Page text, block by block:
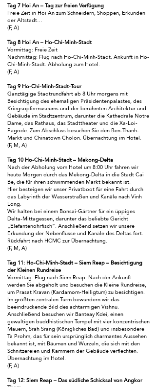
Tag 7 Hoi An – Tag zur freien Verfügung
Freie Zeit in Hoi An zum Schneidern, Shoppen, Erkunden
der Altstadt…
(F, A)
Tag 8 Hoi An – Ho-Chi-Minh-Stadt
Vormittag: Freie Zeit
Nachmittag: Flug nach Ho-Chi-Minh-Stadt. Ankunft in Ho-
Chi-Minh-Stadt. Abholung zum Hotel.
(F, A)
Tag 9 Ho-Chi-Minh-Stadt-Tour
Ganztägige Stadtrundfahrt ab 8 Uhr morgens mit
Besichtigung des ehemaligen Präsidentenpalastes, des
Kriegsopfermuseums und der berühmten Architektur und
Gebäude im Stadtzentrum, darunter die Kathedrale Notre
Dame, das Rathaus, das Stadttheater und die Xa-Loi-
Pagode. Zum Abschluss besuchen Sie den Ben-Thanh-
Markt und Chinatown Cholon. Übernachtung im Hotel.
(F, M, A)
Tag 10 Ho-Chi-Minh-Stadt – Mekong-Delta
Nach der Abholung vom Hotel um 8:00 Uhr fahren wir
heute Morgen durch das Mekong-Delta in die Stadt Cai
Be, die für ihren schwimmenden Markt bekannt ist.
Hier besteigen wir unser Privatboot für eine Fahrt durch
das Labyrinth der Wasserstraßen und Kanäle nach Vinh
Long.
Wir halten bei einem Bonsai-Gärtner für ein üppiges
Delta-Mittagessen, darunter das beliebte Gericht
„Elefantenohrfisch“. Anschließend setzen wir unsere
Erkundung der Nebenflüsse und Kanäle des Deltas fort.
Rückfahrt nach HCMC zur Übernachtung.
(F, M, A)
Tag 11: Ho-Chi-Minh-Stadt – Siem Reap – Besichtigung
der Kleinen Rundreise
Vormittag: Flug nach Siem Reap. Nach der Ankunft
werden Sie abgeholt und besuchen die Kleine Rundreise,
um Prasat Kravan (Kardamom-Heiligtum) zu besichtigen.
Im größten zentralen Turm bewundern wir das
beeindruckende Bild des achtarmigen Vishnu.
Anschließend besuchen wir Banteay Kdei, einen
gewaltigen buddhistischen Tempel mit vier konzentrischen
Mauern, Srah Srang (Königliches Bad) und insbesondere
Ta Prohm, das für sein ursprünglich charmantes Aussehen
bekannt ist, mit Bäumen und Wurzeln, die sich mit den
Schnitzereien und Kammern der Gebäude verflechten.
Übernachtung im Hotel.
(F, A)
Tag 12: Siem Reap – Das südliche Schicksal von Angkor